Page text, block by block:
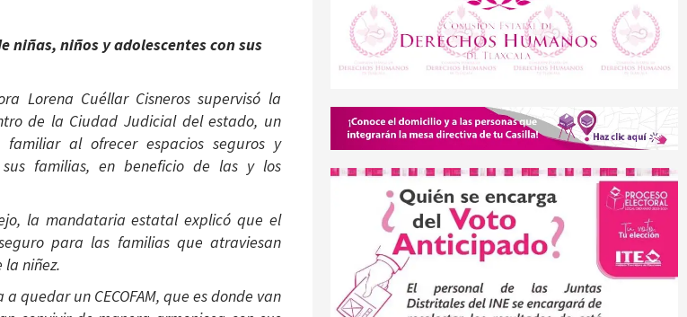
niñas, niños y adolescentes con sus
Lorena Cuéllar Cisneros supervisó la
de la Ciudad Judicial del estado, un
al ofrecer espacios seguros y
familias, en beneficio de las y los
la mandataria estatal explicó que el
para las familias que atraviesan
niñez.
quedar un CECOFAM, que es donde van